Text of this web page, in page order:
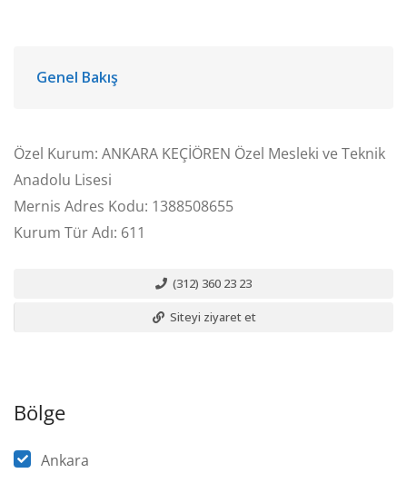
Genel Bakış
Özel Kurum: ANKARA KEÇİÖREN Özel Mesleki ve Teknik
Anadolu Lisesi
Mernis Adres Kodu: 1388508655
Kurum Tür Adı: 611
(312) 360 23 23
Siteyi ziyaret et
Bölge
Ankara